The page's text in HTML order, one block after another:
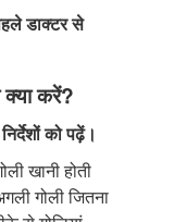
डाक्टर से
क्या करें?
को पढ़ें।
खानी होती
गोली जितना